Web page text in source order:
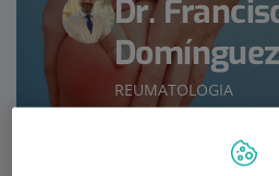
Dr.
Domínguez
REUMATOLOGIA